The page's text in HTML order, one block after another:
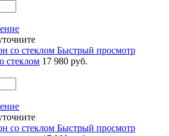
Быстрый просмотр
стеклом 17 980 руб.
Быстрый просмотр